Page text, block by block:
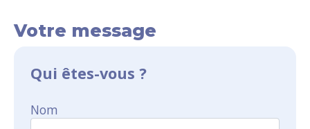
Votre message
Qui êtes-vous ?
Nom